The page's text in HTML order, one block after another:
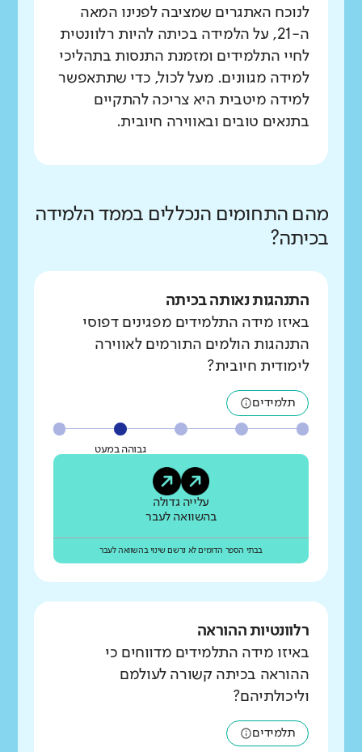
לנוכח האתגרים שמציבה לפנינו המאה
ה-21, על הלמידה בכיתה להיות רלוונטית
לחיי התלמידים ומזמנת התנסות בתהליכי
למידה מגוונים. מעל לכול, כדי שתתאפשר
למידה מיטבית היא צריכה להתקיים
בתנאים טובים ובאווירה חיובית.
מהם התחומים הנכללים בממד הלמידה
בכיתה?
התנהגות נאותה בכיתה
באיזו מידה התלמידים מפגינים דפוסי
התנהגות הולמים התורמים לאווירה
לימודית חיובית?
תלמידים
גבוהה במעט
עלייה גדולה
בהשוואה לעבר
בבתי הספר הדומים לא נרשם שינוי בהשוואה לעבר
רלוונטיות ההוראה
באיזו מידה התלמידים מדווחים כי
ההוראה בכיתה קשורה לעולמם
וליכולתיהם?
תלמידים